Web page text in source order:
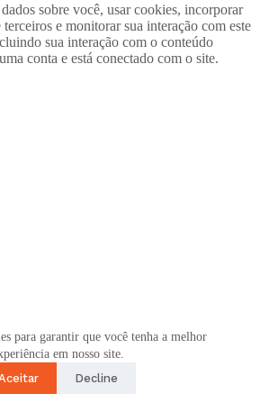
para garantir que você tenha a melhor
em nosso site.
Decline
sobre você, usar cookies, incorporar
e monitorar sua interação com este
sua interação com o conteúdo
conta e está conectado com o site.